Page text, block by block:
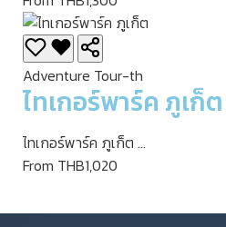
Adventure Tour-th
ไทเกอร์พาร์ค ภูเก็ต
ไทเกอร์พาร์ค ภูเก็ต ...
From THB1,020